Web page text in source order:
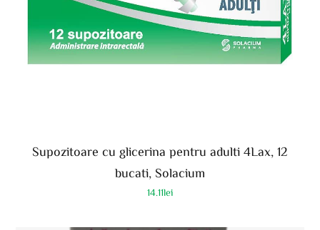
Supozitoare cu glicerina pentru adulti 4Lax, 12
bucati, Solacium
14.11lei